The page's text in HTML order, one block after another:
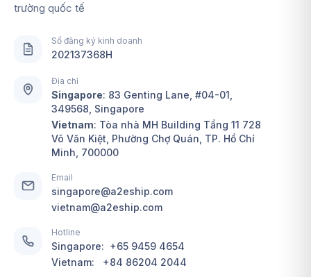
trường quốc tế
Số đăng ký kinh doanh
202137368H
Địa chỉ
Singapore: 83 Genting Lane, #04-01,
349568, Singapore
Vietnam: Tòa nhà MH Building Tầng 11 728
Võ Văn Kiệt, Phường Chợ Quán, TP. Hồ Chí
Minh, 700000
Email
singapore@a2eship.com
vietnam@a2eship.com
Hotline
Singapore: +65 9459 4654
Vietnam: +84 86204 2044